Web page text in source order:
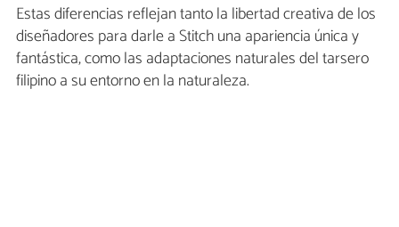
Estas diferencias reflejan tanto la libertad creativa de los
diseñadores para darle a Stitch una apariencia única y
fantástica, como las adaptaciones naturales del tarsero
filipino a su entorno en la naturaleza.